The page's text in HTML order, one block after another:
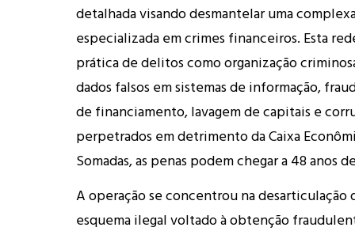
detalhada visando desmantelar uma
especializada em crimes financeiros. Esta
prática de delitos como organização
dados falsos em sistemas de informação,
de financiamento, lavagem de capitais e
perpetrados em detrimento da Caixa
Somadas, as penas podem chegar a 48 anos
A operação se concentrou na
esquema ilegal voltado à obtenção